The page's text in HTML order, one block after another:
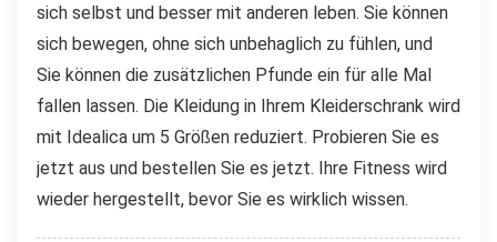
sich selbst und besser mit anderen leben. Sie können
sich bewegen, ohne sich unbehaglich zu fühlen, und
Sie können die zusätzlichen Pfunde ein für alle Mal
fallen lassen. Die Kleidung in Ihrem Kleiderschrank wird
mit Idealica um 5 Größen reduziert. Probieren Sie es
jetzt aus und bestellen Sie es jetzt. Ihre Fitness wird
wieder hergestellt, bevor Sie es wirklich wissen.